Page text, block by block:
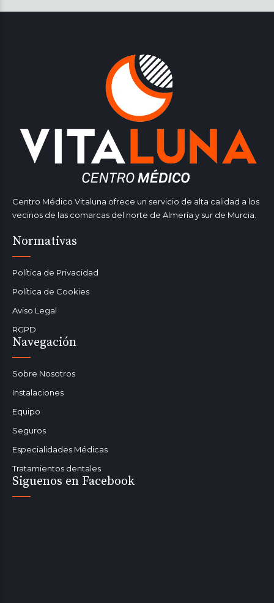
Centro Médico Vitaluna ofrece un servicio de alta calidad a los
vecinos de las comarcas del norte de Almería y sur de Murcia.
Normativas
Política de Privacidad
Política de Cookies
Aviso Legal
RGPD
Navegación
Sobre Nosotros
Instalaciones
Equipo
Seguros
Especialidades Médicas
Tratamientos dentales
Siguenos en Facebook